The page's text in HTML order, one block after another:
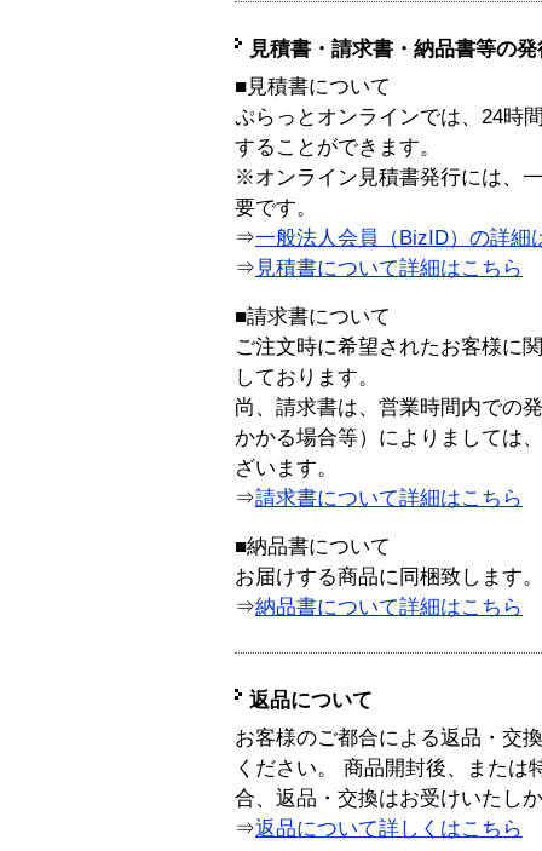
見積書・請求書・納品書等の
■見積書について
ぷらっとオンラインでは、24時
することができます。
※オンライン見積書発行には、
要です。
⇒一般法人会員（BizID）の詳細
⇒ 見積書について詳細はこちら
■請求書について
ご注文時に希望されたお客様に
しております。
尚、請求書は、営業時間内での
かかる場合等）によりましては
ざいます。
⇒請求書について詳細はこちら
■納品書について
お届けする商品に同梱致します。
⇒納品書について詳細はこちら
返品について
お客様のご都合による返品・交
ください。 商品開封後、または
合、返品・交換はお受けいたし
⇒返品について詳しくはこちら